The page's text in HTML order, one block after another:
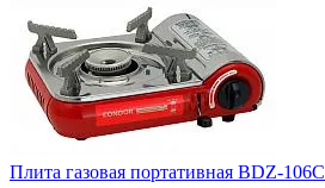
Плита газовая портативная BDZ-106C